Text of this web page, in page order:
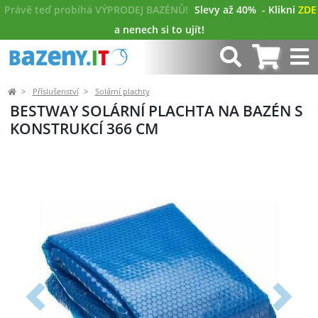
Právě teď probíhá VÝPRODEJ BAZÉNŮ! Slevy až 40% - Klikni ZDE
a nenech si to ujít!
Příslušenství Solární plachty
BESTWAY SOLÁRNÍ PLACHTA NA BAZÉN S
KONSTRUKCÍ 366 CM
Předchozí Další